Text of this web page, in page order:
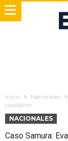
Inicio Nacionales
capitalino
NACIONALES
Caso Samura: